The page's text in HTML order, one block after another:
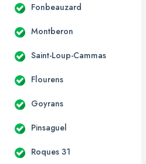
Fonbeauzard
Montberon
Saint-Loup-Cammas
Flourens
Goyrans
Pinsaguel
Roques 31